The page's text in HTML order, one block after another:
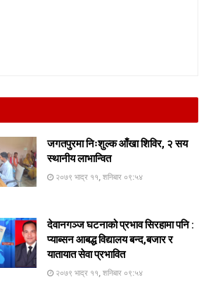
जगतपुरमा निःशुल्क आँखा शिविर, २ सय
स्थानीय लाभान्वित
२०७९ भाद्र ११, शनिबार ०९:५४
देवानगञ्ज घटनाको प्रभाव सिरहामा पनि :
प्याब्सन आबद्ध विद्यालय बन्द,बजार र
यातायात सेवा प्रभावित
२०७९ भाद्र ११, शनिबार ०९:५४